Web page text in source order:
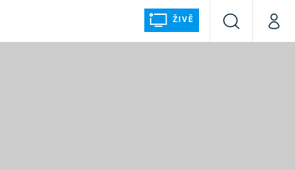
ŽIVĚ
VyhledáváníMůj